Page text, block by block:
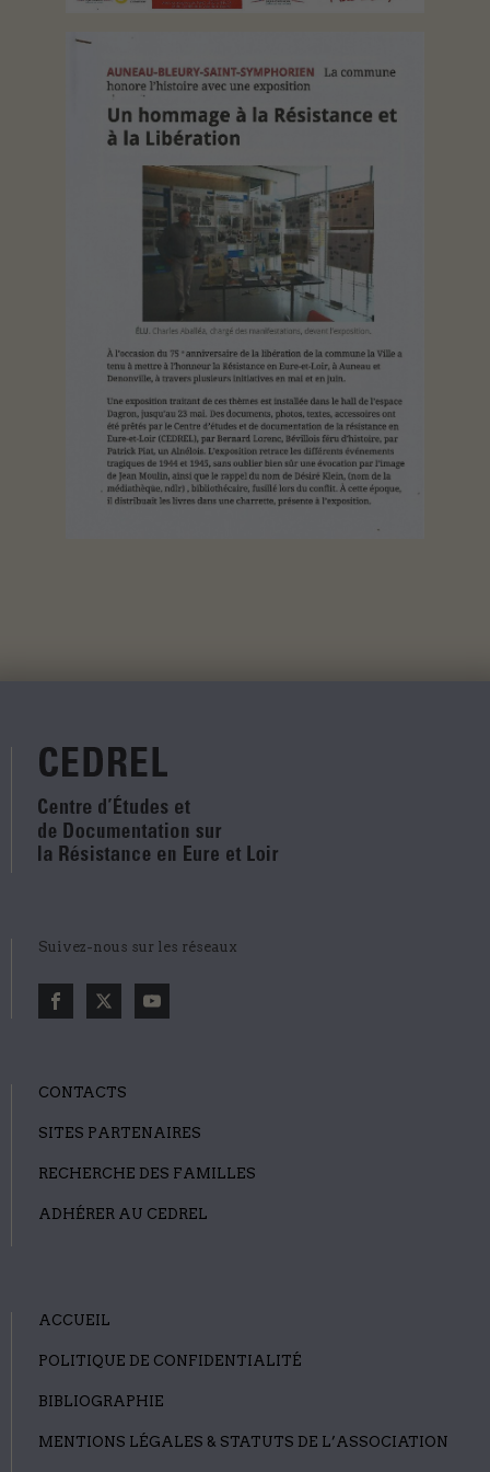
Suivez-nous sur les réseaux
CONTACTS
SITES PARTENAIRES
RECHERCHE DES FAMILLES
ADHÉRER AU CEDREL
ACCUEIL
POLITIQUE DE CONFIDENTIALITÉ
BIBLIOGRAPHIE
MENTIONS LÉGALES & STATUTS DE L’ASSOCIATION